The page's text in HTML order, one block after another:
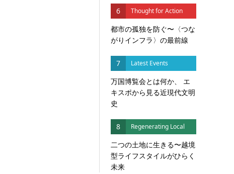
6 Thought for Action
都市の孤独を防ぐ〜〈つな
がりインフラ〉の最前線
7 Latest Events
万国博覧会とは何か、 エ
キスポから見る近現代文明
史
8 Regenerating Local
二つの土地に生きる〜越境
型ライフスタイルがひらく
未来